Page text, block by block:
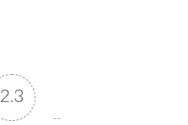
2.3